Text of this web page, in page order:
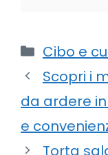
Cibo e
Scopri i
da ardere
e
Torta